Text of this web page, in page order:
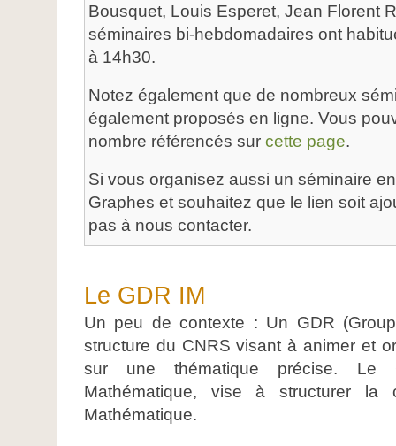
Bousquet, Louis Esperet, Jean Florent
séminaires bi-hebdomadaires ont
à 14h30.
Notez également que de nombreux
également proposés en ligne. Vous
nombre référencés sur cette page.
Si vous organisez aussi un séminaire
Graphes et souhaitez que le lien soit
pas à nous contacter.
Le GDR IM
Un peu de contexte : Un GDR
structure du CNRS visant à animer et
sur une thématique précise. Le
Mathématique, vise à structurer la
Mathématique.